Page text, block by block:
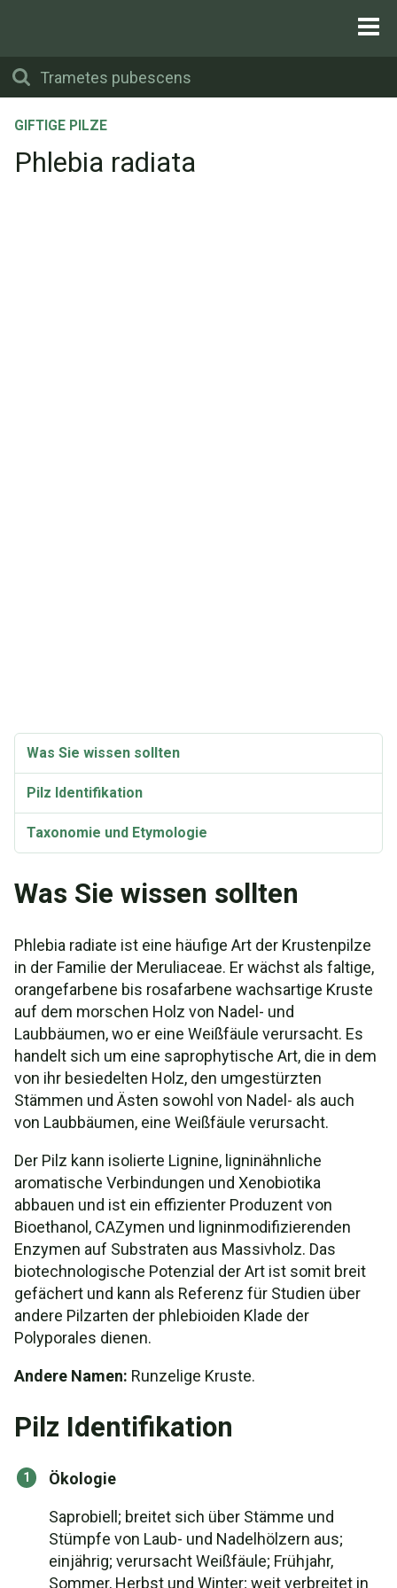
GIFTIGE PILZE
Phlebia radiata
Was Sie wissen sollten
Pilz Identifikation
Taxonomie und Etymologie
Was Sie wissen sollten
Phlebia radiate ist eine häufige Art der Krustenpilze
in der Familie der Meruliaceae. Er wächst als faltige,
orangefarbene bis rosafarbene wachsartige Kruste
auf dem morschen Holz von Nadel- und
Laubbäumen, wo er eine Weißfäule verursacht. Es
handelt sich um eine saprophytische Art, die in dem
von ihr besiedelten Holz, den umgestürzten
Stämmen und Ästen sowohl von Nadel- als auch
von Laubbäumen, eine Weißfäule verursacht.
Der Pilz kann isolierte Lignine, ligninähnliche
aromatische Verbindungen und Xenobiotika
abbauen und ist ein effizienter Produzent von
Bioethanol, CAZymen und ligninmodifizierenden
Enzymen auf Substraten aus Massivholz. Das
biotechnologische Potenzial der Art ist somit breit
gefächert und kann als Referenz für Studien über
andere Pilzarten der phlebioiden Klade der
Polyporales dienen.
Andere Namen: Runzelige Kruste.
Pilz Identifikation
Ökologie
Saprobiell; breitet sich über Stämme und
Stümpfe von Laub- und Nadelhölzern aus;
einjährig; verursacht Weißfäule; Frühjahr,
Sommer, Herbst und Winter; weit verbreitet in